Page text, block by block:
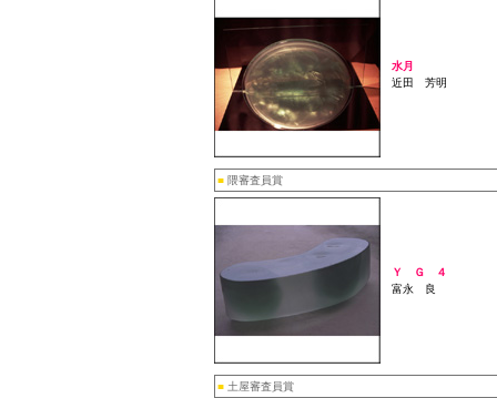
水月
近田 芳明
■ 隈審査員賞
Ｙ Ｇ ４
富永 良
■ 土屋審査員賞